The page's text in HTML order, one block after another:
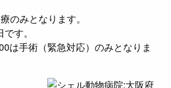
のみとなります。
す。
は手術（緊急対応）のみとなりま